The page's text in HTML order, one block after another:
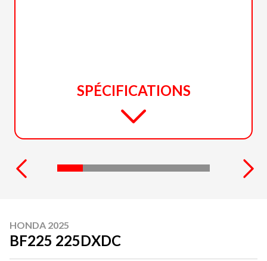
SPÉCIFICATIONS
HONDA 2025
BF225 225DXDC